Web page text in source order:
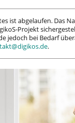
ist abgelaufen. Das
Projekt
jedoch bei Bedarf
.